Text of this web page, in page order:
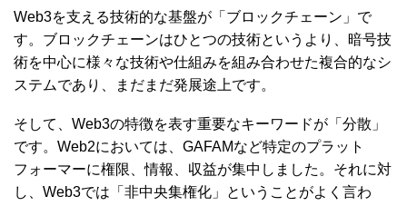
Web3を支える技術的な基盤が「ブロックチェーン」で
す。ブロックチェーンはひとつの技術というより、暗号技
術を中心に様々な技術や仕組みを組み合わせた複合的なシ
ステムであり、まだまだ発展途上です。
そして、Web3の特徴を表す重要なキーワードが「分散」
です。Web2においては、GAFAMなど特定のプラット
フォーマーに権限、情報、収益が集中しました。それに対
し、Web3では「非中央集権化」ということがよく言わ